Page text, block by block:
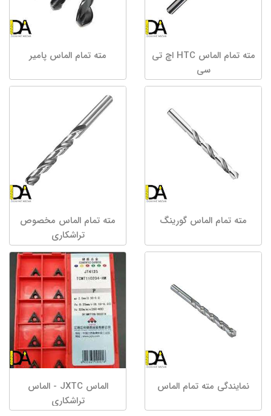
مته تمام الماس HTC اچ تی
سی
مته تمام الماس پامیر
مته تمام الماس گورینگ
مته تمام الماس مخصوص
تراشکاری
نمایندگی مته تمام الماس
الماس JXTC - الماس
تراشکاری